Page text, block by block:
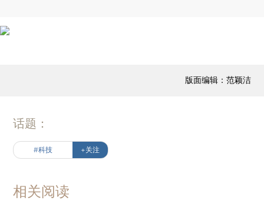
版面编辑：范颖洁
话题：
#科技 +关注
相关阅读